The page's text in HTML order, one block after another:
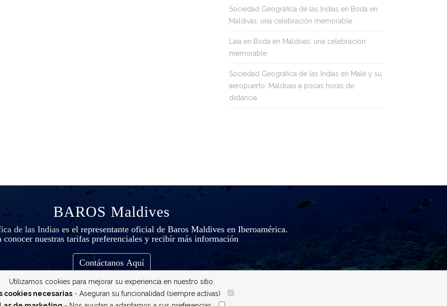
Sociedad Geográfica de las Indias en Boda en
Maldivas: una celebración memorable
Laia en Boda en Maldivas: una celebración
memorable
Sociedad Geográfica de las Indias en Malé y su
aeropuerto: Maldivas a pocas horas de
distancia
BAROS Maldives
de las Indiases el representante oficial de Baros Maldives en Iberoamérica.
conocer nuestras tarifas preferenciales y recibír más información
Contáctanos Aquí
Utilizamos cookies para mejorar su experiencia en nuestro sitio.
cookies necesarias- Aseguran su funcionalidad (siempre activas)